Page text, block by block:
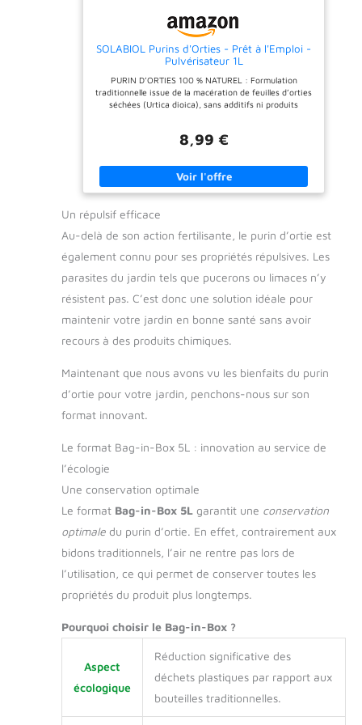
pied, à l’abri du soleil.
du printemps à l’automne
(hors période de floraison).
minimum de 3 jours entre
l’application et la récolte
Utilisable en agriculture
Sécurité et conservation:
porter des gants, éviter le
contact avec les yeux et la
l’humidité. Fabriqué en
France Usage particuliers
SOLABIOL Purins d'Orties - Prêt à l'Emploi -
Pulvérisateur 1L
PURIN D’ORTIES 100 % NATUREL : Formulation
traditionnelle issue de la macération de feuilles d’orties
séchées (Urtica dioica), sans additifs ni produits
acariens, mildiou, oïdium et autres agents pathogènes.
nécessaire — idéal pour un traitement rapide et sans
préparation. POLYVALENT SUR TOUTES CULTURES :
Convient aux cultures potagères, fruitières, florales et
APPLICATION SIMPLE : Pulvérisez uniformément sur
de vos plantes. REMARQUE : Ce produit n’a pas de
la date de fabrication
8,99 €
Un répulsif efficace
Au-delà de son action fertilisante, le purin d’ortie est
également connu pour ses propriétés répulsives. Les
parasites du jardin tels que pucerons ou limaces n’y
résistent pas. C’est donc une solution idéale pour
maintenir votre jardin en bonne santé sans avoir
recours à des produits chimiques.
Maintenant que nous avons vu les bienfaits du purin
d’ortie pour votre jardin, penchons-nous sur son
format innovant.
Le format Bag-in-Box 5L : innovation au service de
l’écologie
Une conservation optimale
Le format Bag-in-Box 5L garantit une conservation
optimale du purin d’ortie. En effet, contrairement aux
bidons traditionnels, l’air ne rentre pas lors de
l’utilisation, ce qui permet de conserver toutes les
propriétés du produit plus longtemps.
Pourquoi choisir le Bag-in-Box ?
Aspect
écologique
Réduction significative des
déchets plastiques par rapport aux
bouteilles traditionnelles.